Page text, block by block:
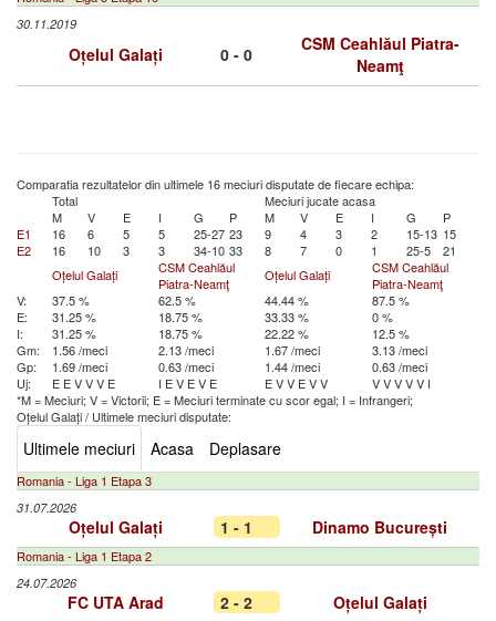
30.11.2019
Oțelul Galați 0 - 0
CSM Ceahlăul Piatra-
Neamţ
Comparatia rezultatelor din ultimele 16 meciuri disputate de fiecare echipa:
Total
Meciuri jucate acasa
M
V E I G P M V E I G
P
E1
16 6 5 5 25-27 23 9 4 3 2 15-13 15
E2
16 10 3 3 34-10 33 8 7 0 1 25-5
21
Oțelul Galați
CSM Ceahlăul
Piatra-Neamţ
Oțelul Galați
CSM Ceahlăul
Piatra-Neamţ
V:
37.5 % 62.5 % 44.44 %
87.5 %
E:
31.25 % 18.75 % 33.33 %
0 %
I:
31.25 % 18.75 % 22.22 %
12.5 %
Gm:
1.56 /meci 2.13 /meci 1.67 /meci
3.13 /meci
Gp:
1.69 /meci 0.63 /meci 1.44 /meci
0.63 /meci
Uj:
E EVVV E I EV EV E EVV EVV VVVVV I
*M = Meciuri; V = Victorii; E = Meciuri terminate cu scor egal; I = Infrangeri;
Oțelul Galați/ Ultimele meciuri disputate:
Ultimele meciuri Acasa Deplasare
Romania - Liga 1 Etapa 3
31.07.2026
Oțelul Galați 1 - 1 Dinamo București
Romania - Liga 1 Etapa 2
24.07.2026
FC UTA Arad 2 - 2 Oțelul Galați